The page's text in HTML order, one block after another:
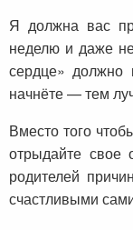
Я должна вас
неделю и даже
сердце»
начнёте — тем
Вместо того
отрыдайте свое
родителей
счастливыми